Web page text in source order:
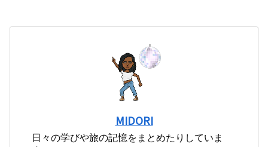
MIDORI
日々の学びや旅の記憶をまとめたりしていま